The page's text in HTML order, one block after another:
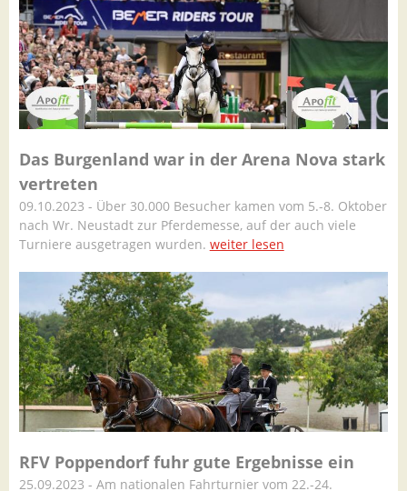
Das Burgenland war in der Arena Nova stark
vertreten
09.10.2023 - Über 30.000 Besucher kamen vom 5.-8. Oktober
nach Wr. Neustadt zur Pferdemesse, auf der auch viele
Turniere ausgetragen wurden. weiter lesen
RFV Poppendorf fuhr gute Ergebnisse ein
25.09.2023 - Am nationalen Fahrturnier vom 22.-24.